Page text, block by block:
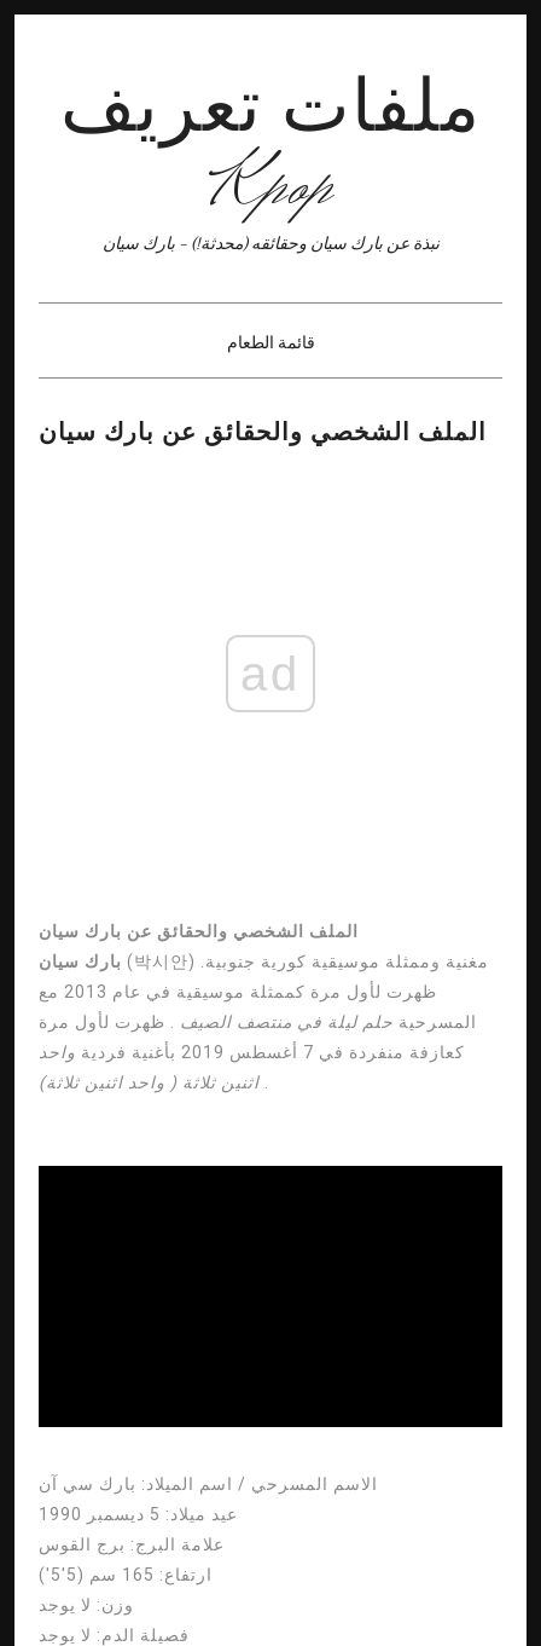
ملفات تعريف
Kpop
نبذة عن بارك سيان وحقائقه (محدثة!) - بارك سيان
قائمة الطعام
×
الملف الشخصي والحقائق عن بارك سيان
ad
الملف الشخصي والحقائق عن بارك سيان
بارك سيان (박시안) مغنية وممثلة موسيقية كورية جنوبية.
ظهرت لأول مرة كممثلة موسيقية في عام 2013 مع
المسرحية حلم ليلة في منتصف الصيف . ظهرت لأول مرة
كعازفة منفردة في 7 أغسطس 2019 بأغنية فردية
واحد
اثنين ثلاثة ( واحد اثنين ثلاثة)
الاسم المسرحي / اسم الميلاد: بارك سي آن
عيد ميلاد:
علامة البرج: برج القوس
ارتفاع:
وزن: لا يوجد
فصيلة الدم: لا يوجد